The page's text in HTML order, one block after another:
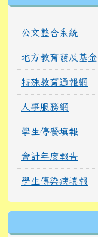
公文整合系統
地方教育發展基金
特殊教育通報網
人事服務網
學生停餐填報
會計年度報告
學生傳染病填報